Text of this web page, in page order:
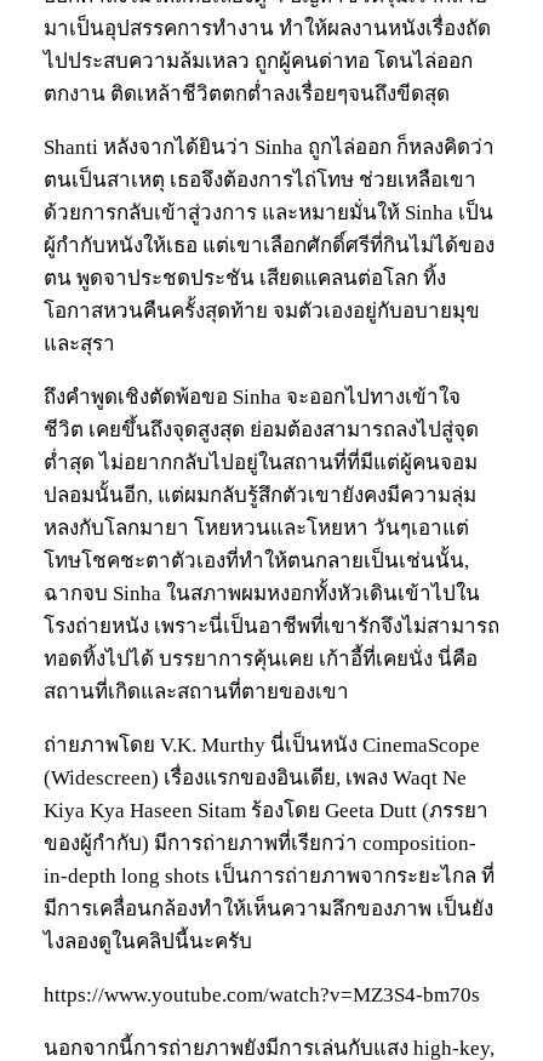
มาเป็นอุปสรรคการทำงาน ทำให้ผลงานหนังเรื่องถัด
ไปประสบความล้มเหลว ถูกผู้คนด่าทอ โดนไล่ออก
ตกงาน ติดเหล้าชีวิตตกต่ำลงเรื่อยๆจนถึงขีดสุด
Shanti หลังจากได้ยินว่า Sinha ถูกไล่ออก ก็หลงคิดว่า
ตนเป็นสาเหตุ เธอจึงต้องการไถ่โทษ ช่วยเหลือเขา
ด้วยการกลับเข้าสู่วงการ และหมายมั่นให้ Sinha เป็น
ผู้กำกับหนังให้เธอ แต่เขาเลือกศักดิ์ศรีที่กินไม่ได้ของ
ตน พูดจาประชดประชัน เสียดแคลนต่อโลก ทิ้ง
โอกาสหวนคืนครั้งสุดท้าย จมตัวเองอยู่กับอบายมุข
และสุรา
ถึงคำพูดเชิงตัดพ้อขอ Sinha จะออกไปทางเข้าใจ
ชีวิต เคยขึ้นถึงจุดสูงสุด ย่อมต้องสามารถลงไปสู่จุด
ต่ำสุด ไม่อยากกลับไปอยู่ในสถานที่ที่มีแต่ผู้คนจอม
ปลอมนั้นอีก, แต่ผมกลับรู้สึกตัวเขายังคงมีความลุ่ม
หลงกับโลกมายา โหยหวนและโหยหา วันๆเอาแต่
โทษโชคชะตาตัวเองที่ทำให้ตนกลายเป็นเช่นนั้น,
ฉากจบ Sinha ในสภาพผมหงอกทั้งหัวเดินเข้าไปใน
โรงถ่ายหนัง เพราะนี่เป็นอาชีพที่เขารักจึงไม่สามารถ
ทอดทิ้งไปได้ บรรยาการคุ้นเคย เก้าอี้ที่เคยนั่ง นี่คือ
สถานที่เกิดและสถานที่ตายของเขา
ถ่ายภาพโดย V.K. Murthy นี่เป็นหนัง CinemaScope
(Widescreen) เรื่องแรกของอินเดีย, เพลง Waqt Ne
Kiya Kya Haseen Sitam ร้องโดย Geeta Dutt (ภรรยา
ของผู้กำกับ) มีการถ่ายภาพที่เรียกว่า composition-
in-depth long shots เป็นการถ่ายภาพจากระยะไกล ที่
มีการเคลื่อนกล้องทำให้เห็นความลึกของภาพ เป็นยัง
ไงลองดูในคลิปนี้นะครับ
https://www.youtube.com/watch?v=MZ3S4-bm70s
นอกจากนี้การถ่ายภาพยังมีการเล่นกับแสง high-key,